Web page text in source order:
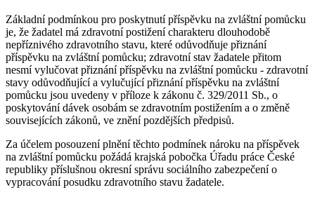
Základní podmínkou pro poskytnutí příspěvku na zvláštní pomůcku
je, že žadatel má zdravotní postižení charakteru dlouhodobě
nepříznivého zdravotního stavu, které odůvodňuje přiznání
příspěvku na zvláštní pomůcku; zdravotní stav žadatele přitom
nesmí vylučovat přiznání příspěvku na zvláštní pomůcku - zdravotní
stavy odůvodňující a vylučující přiznání příspěvku na zvláštní
pomůcku jsou uvedeny v příloze k zákonu č. 329/2011 Sb., o
poskytování dávek osobám se zdravotním postižením a o změně
souvisejících zákonů, ve znění pozdějších předpisů.
Za účelem posouzení plnění těchto podmínek nároku na příspěvek
na zvláštní pomůcku požádá krajská pobočka Úřadu práce České
republiky příslušnou okresní správu sociálního zabezpečení o
vypracování posudku zdravotního stavu žadatele.